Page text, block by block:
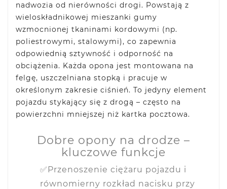
nadwozia od nierówności drogi. Powstają z
wieloskładnikowej mieszanki gumy
wzmocnionej tkaninami kordowymi (np.
poliestrowymi, stalowymi), co zapewnia
odpowiednią sztywność i odporność na
obciążenia. Każda opona jest montowana na
felgę, uszczelniana stopką i pracuje w
określonym zakresie ciśnień. To jedyny element
pojazdu stykający się z drogą – często na
powierzchni mniejszej niż kartka pocztowa.
Dobre opony na drodze –
kluczowe funkcje
✅Przenoszenie ciężaru pojazdu i
równomierny rozkład nacisku przy